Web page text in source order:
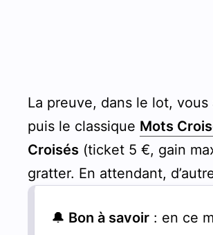
La preuve, dans le lot, vous
puis le classique Mots
Croisés (ticket 5 €, gain
gratter. En attendant,
🔔 Bon à savoir : en ce